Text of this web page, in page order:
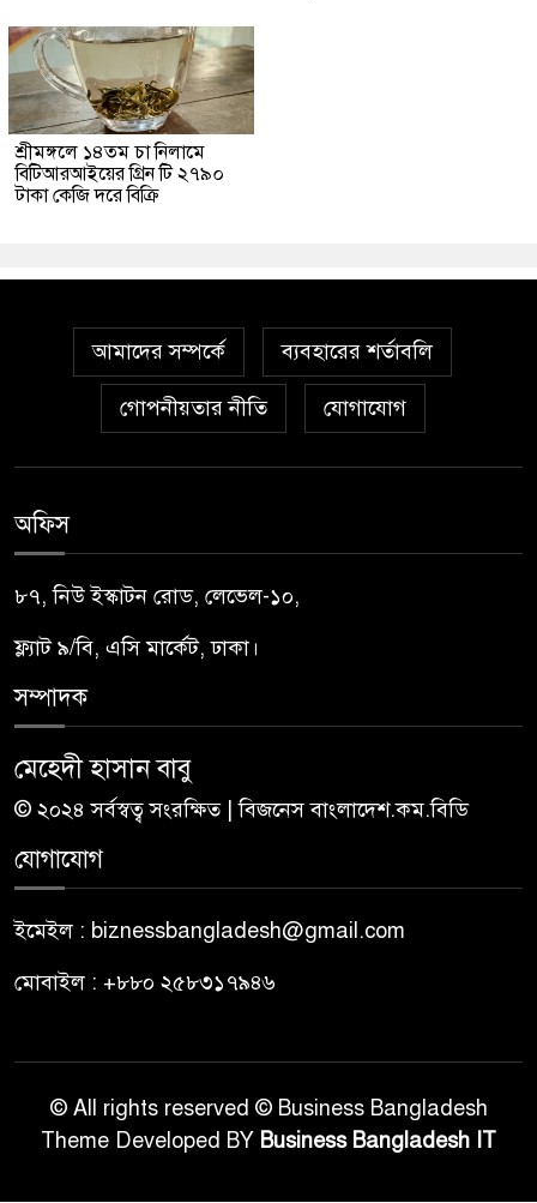
শ্রীমঙ্গলে ১৪তম চা নিলামে
বিটিআরআইয়ের গ্রিন টি ২৭৯০
টাকা কেজি দরে বিক্রি
আমাদের সম্পর্কে ব্যবহারের শর্তাবলি
গোপনীয়তার নীতি যোগাযোগ
অফিস
৮৭, নিউ ইস্কাটন রোড, লেভেল-১০,
ফ্ল্যাট ৯/বি, এসি মার্কেট, ঢাকা।
সম্পাদক
মেহেদী হাসান বাবু
© ২০২৪ সর্বস্বত্ব সংরক্ষিত | বিজনেস বাংলাদেশ.কম.বিডি
যোগাযোগ
ইমেইল : biznessbangladesh@gmail.com
মোবাইল : +৮৮০ ২৫৮৩১৭৯৪৬
© All rights reserved © Business Bangladesh
Theme Developed BY Business Bangladesh IT